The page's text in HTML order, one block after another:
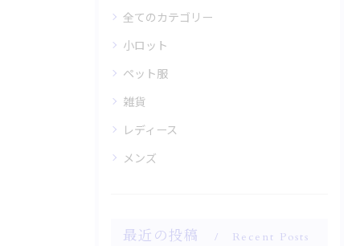
全てのカテゴリー
小ロット
ペット服
雑貨
レディース
メンズ
最近の投稿 Recent Posts